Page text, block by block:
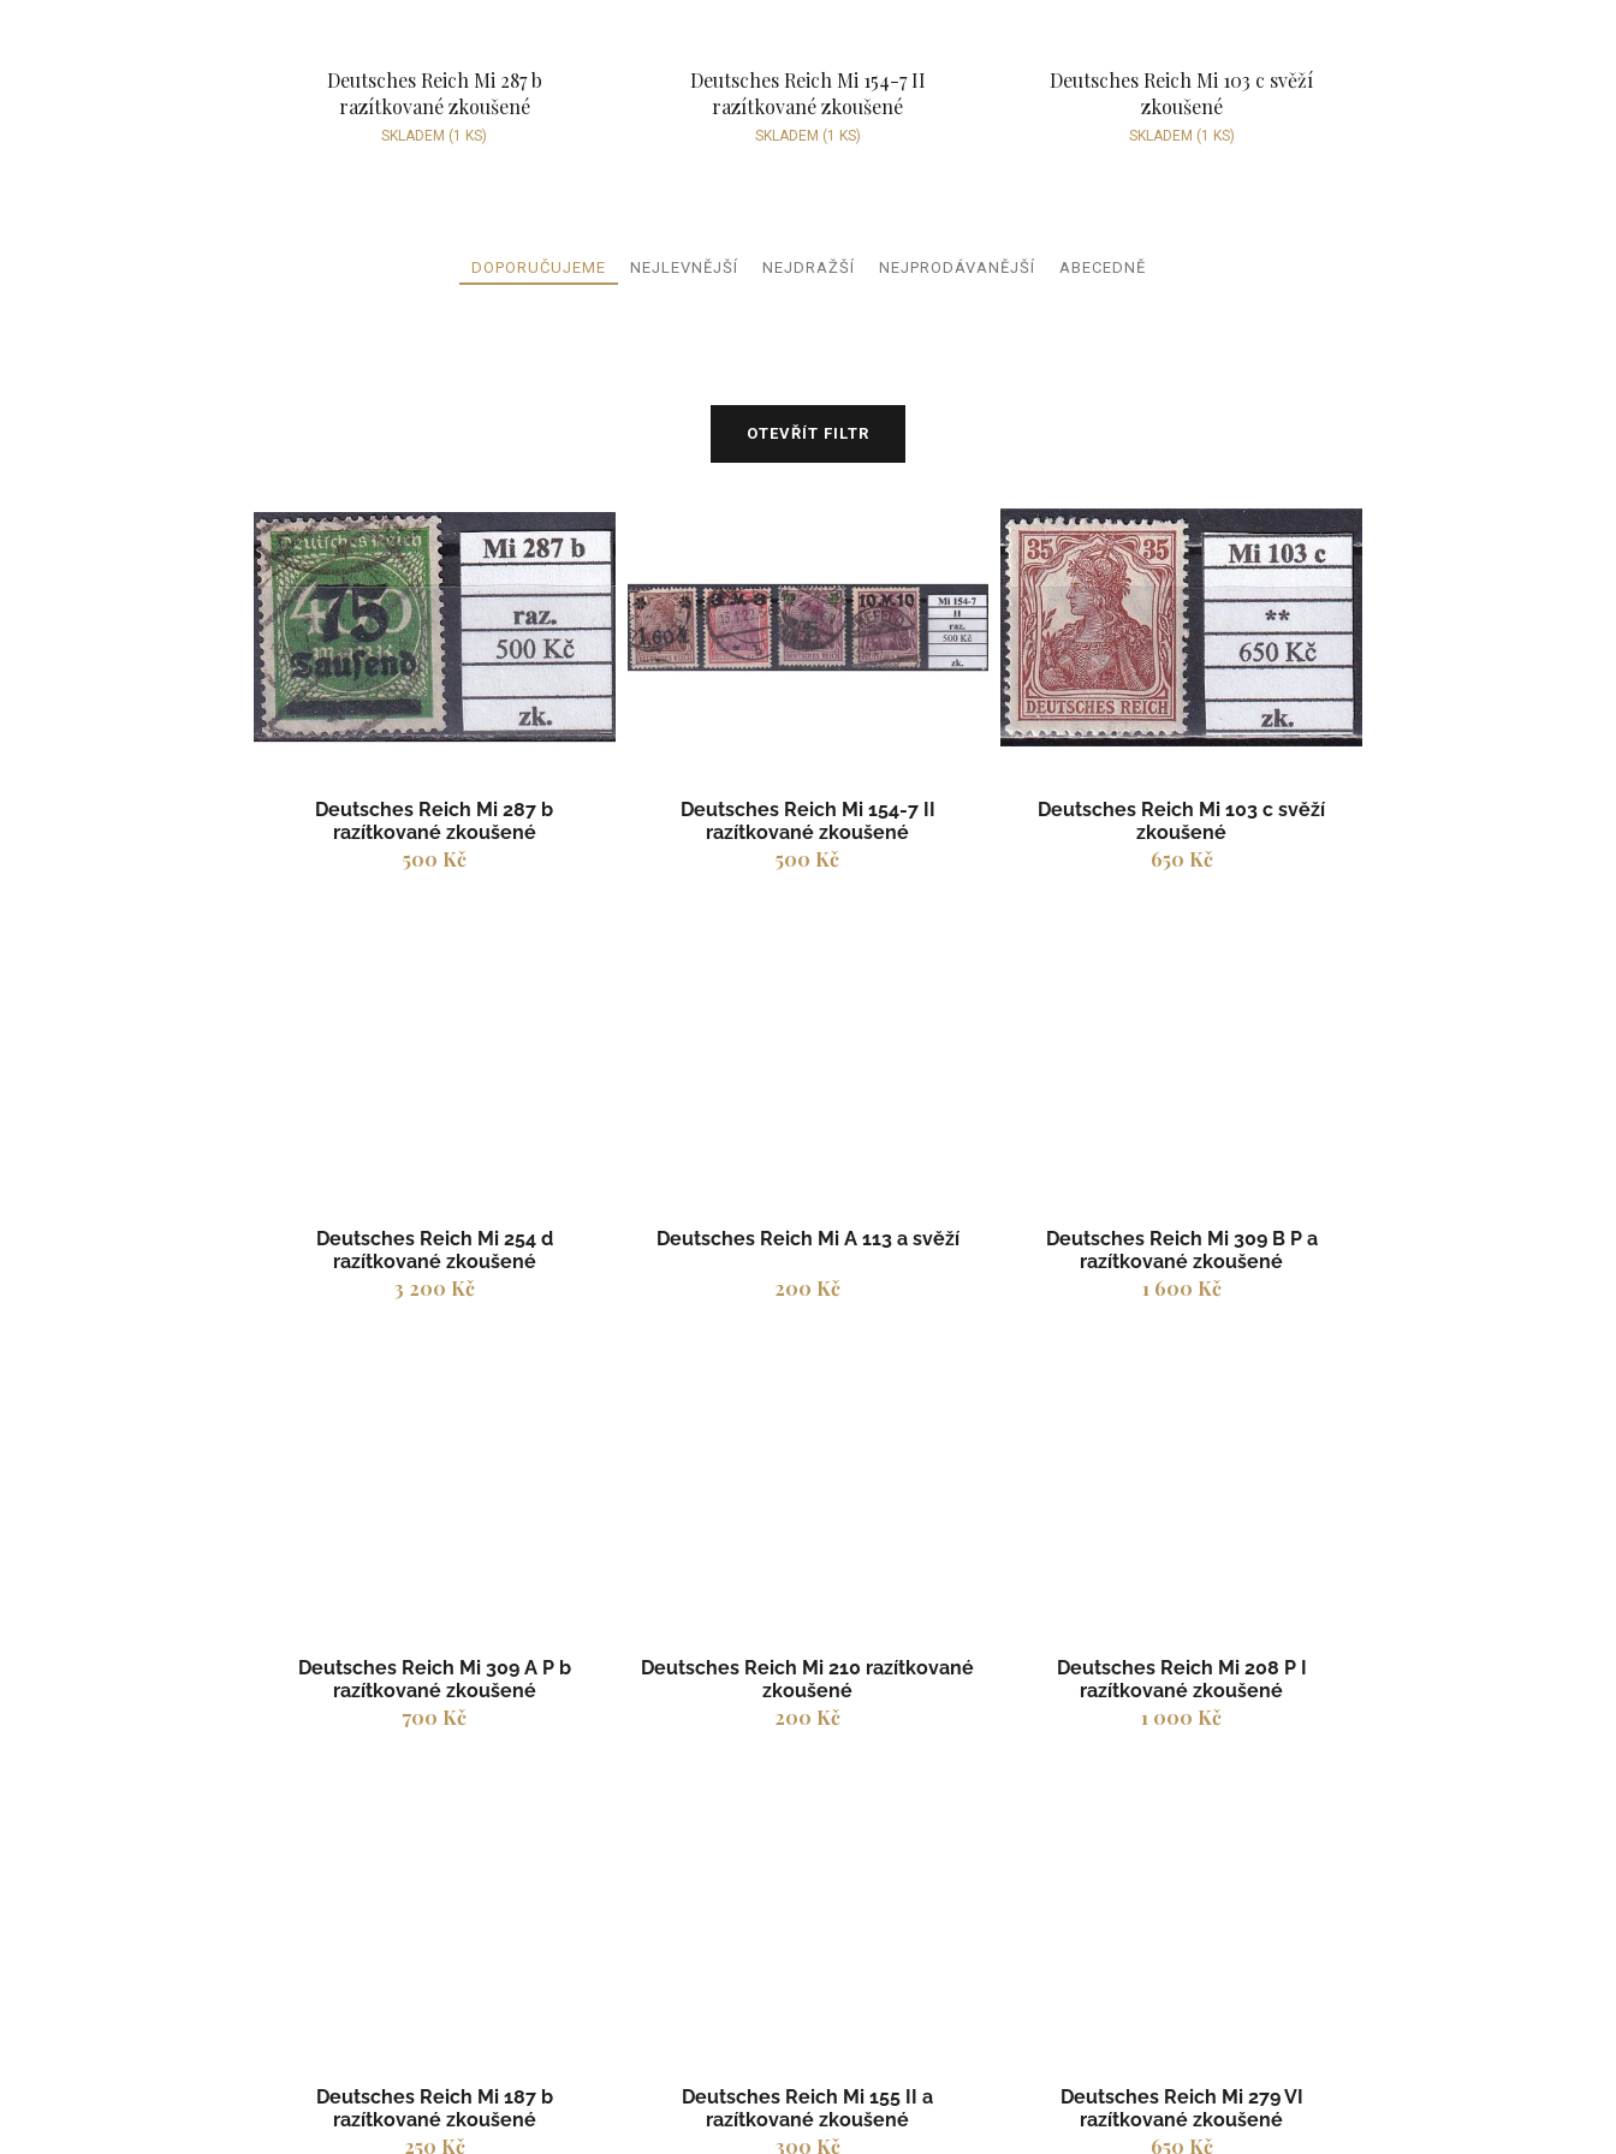
Deutsches Reich Mi 287 b
razítkované zkoušené
SKLADEM (1 KS)
Deutsches Reich Mi 154-7 II
razítkované zkoušené
SKLADEM (1 KS)
Deutsches Reich Mi 103 c svěží
zkoušené
SKLADEM (1 KS)
Ř
p
t
ů
DOPORUČUJEME NEJLEVNĚJŠÍ NEJDRAŽŠÍ NEJPRODÁVANĚJŠÍ ABECEDNĚ
OTEVŘÍT FILTR
ý
p
s
p
o
d
u
Deutsches Reich Mi 287 b
razítkované zkoušené
500 Kč
Deutsches Reich Mi 154-7 II
razítkované zkoušené
500 Kč
Deutsches Reich Mi 103 c svěží
zkoušené
650 Kč
Deutsches Reich Mi 254 d
razítkované zkoušené
3 200 Kč
Deutsches Reich Mi A 113 a svěží
200 Kč
Deutsches Reich Mi 309 B P a
razítkované zkoušené
1 600 Kč
Deutsches Reich Mi 309 A P b
razítkované zkoušené
700 Kč
Deutsches Reich Mi 210 razítkované
zkoušené
200 Kč
Deutsches Reich Mi 208 P I
razítkované zkoušené
1 000 Kč
Deutsches Reich Mi 187 b
razítkované zkoušené
250 Kč
Deutsches Reich Mi 155 II a
razítkované zkoušené
300 Kč
Deutsches Reich Mi 279 VI
razítkované zkoušené
650 Kč